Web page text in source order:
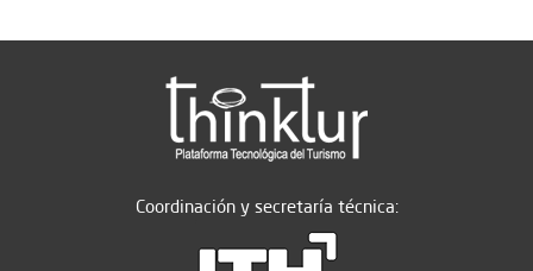
Coordinación y secretaría técnica: